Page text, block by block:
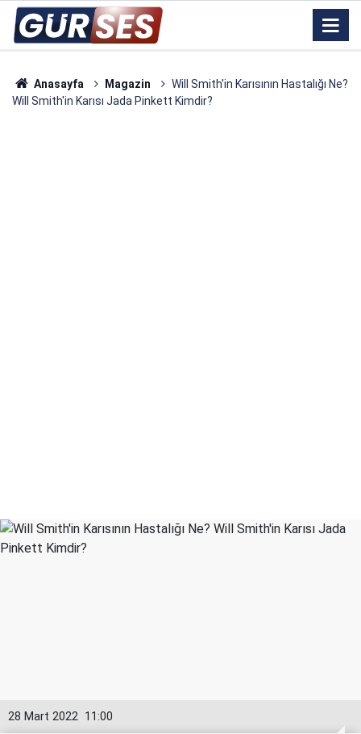
Anasayfa Magazin
Will Smith'in Karısının Hastalığı Ne?
Will Smith'in Karısı Jada Pinkett Kimdir?
11:00
28 Mart 2022